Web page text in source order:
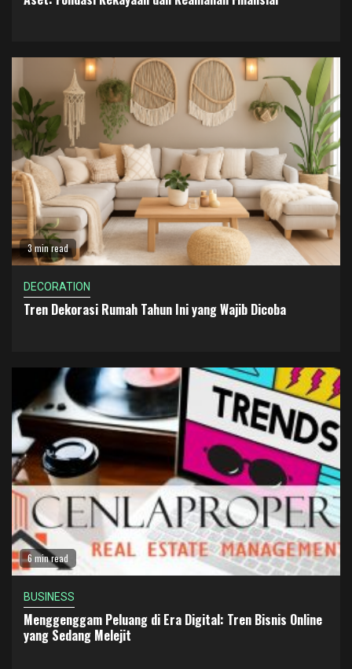
3 min read
DECORATION
Tren Dekorasi Rumah Tahun Ini yang Wajib Dicoba
6 min read
BUSINESS
Menggenggam Peluang di Era Digital: Tren Bisnis Online
yang Sedang Melejit